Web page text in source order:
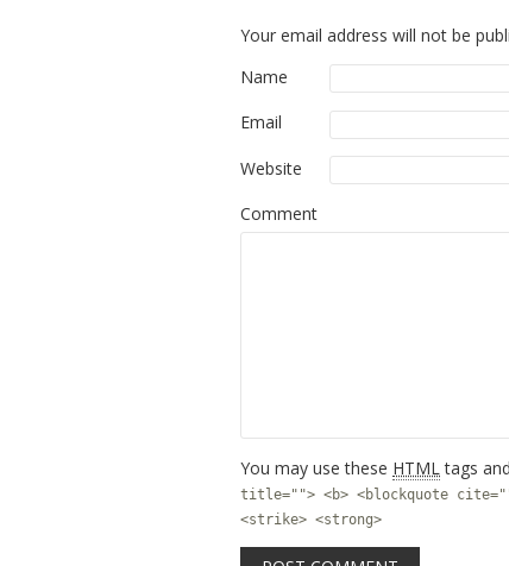
Your email address will not be
Name
Email
Website
Comment
You may use these HTML tags
title=""> <b> <blockquote
<strike> <strong>